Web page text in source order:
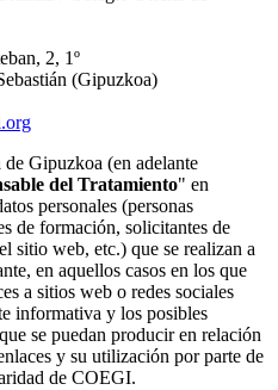
2, 1º
(Gipuzkoa)
Gipuzkoa (en adelante
del Tratamiento" en
personales (personas
de formación, solicitantes de
sitio web, etc.) que se realizan a
en aquellos casos en los que
a sitios web o redes sociales
informativa y los posibles
se puedan producir en relación
y su utilización por parte de
de COEGI.